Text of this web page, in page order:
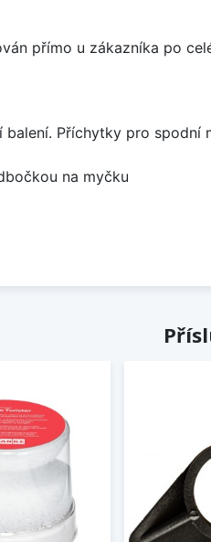
přímo u zákazníka po
Příchytky pro
na myčku